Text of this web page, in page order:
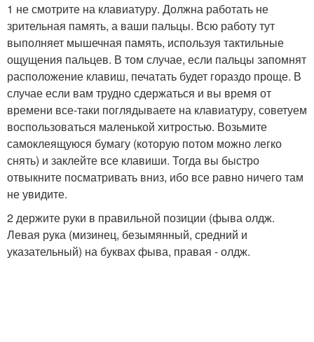
1 не смотрите на клавиатуру. Должна работать не
зрительная память, а ваши пальцы. Всю работу тут
выполняет мышечная память, используя тактильные
ощущения пальцев. В том случае, если пальцы запомнят
расположение клавиш, печатать будет гораздо проще. В
случае если вам трудно сдержаться и вы время от
времени все-таки поглядываете на клавиатуру, советуем
воспользоваться маленькой хитростью. Возьмите
самоклеящуюся бумагу (которую потом можно легко
снять) и заклейте все клавиши. Тогда вы быстро
отвыкните посматривать вниз, ибо все равно ничего там
не увидите.
2 держите руки в правильной позиции (фыва олдж.
Левая рука (мизинец, безымянный, средний и
указательный) на буквах фыва, правая - олдж.